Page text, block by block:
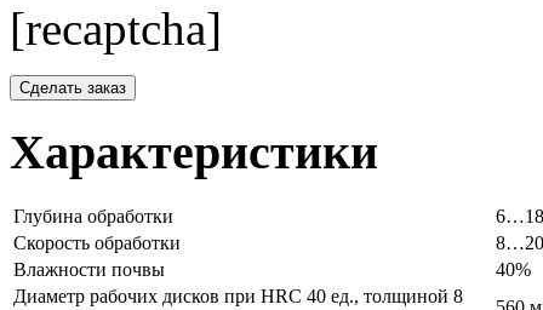
[recaptcha]
Характеристики
Глубина обработки
Скорость обработки
8…20
Влажности почвы
40%
Диаметр рабочих дисков при HRC 40 ед., толщиной 8